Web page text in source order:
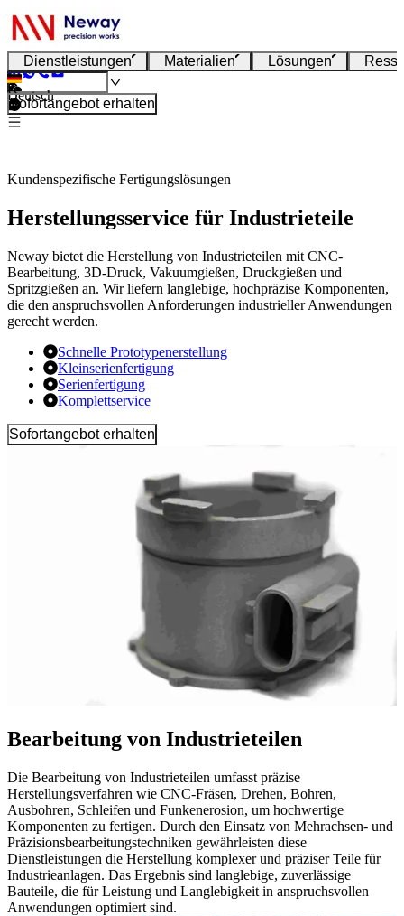
Dienstleistungen Materialien Lösungen
Deutsch
Sofortangebot erhalten
Kundenspezifische Fertigungslösungen
Herstellungsservice für Industrieteile
Neway bietet die Herstellung von Industrieteilen mit CNC-
Bearbeitung, 3D-Druck, Vakuumgießen, Druckgießen und
Spritzgießen an. Wir liefern langlebige, hochpräzise Komponenten,
die den anspruchsvollen Anforderungen industrieller Anwendungen
gerecht werden.
Schnelle Prototypenerstellung
Kleinserienfertigung
Serienfertigung
Komplettservice
Sofortangebot erhalten
Bearbeitung von Industrieteilen
Die Bearbeitung von Industrieteilen umfasst präzise
Herstellungsverfahren wie CNC-Fräsen, Drehen, Bohren,
Ausbohren, Schleifen und Funkenerosion, um hochwertige
Komponenten zu fertigen. Durch den Einsatz von Mehrachsen- und
Präzisionsbearbeitungstechniken gewährleisten diese
Dienstleistungen die Herstellung komplexer und präziser Teile für
Industrieanlagen. Das Ergebnis sind langlebige, zuverlässige
Bauteile, die für Leistung und Langlebigkeit in anspruchsvollen
Anwendungen optimiert sind.